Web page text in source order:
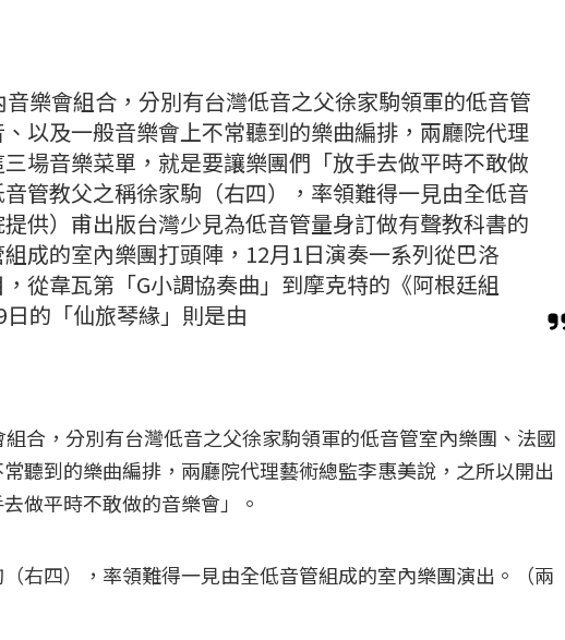
樂會組合，分別有台灣低音之父徐家駒領軍的低音管
以及一般音樂會上不常聽到的樂曲編排，兩廳院代理
場音樂菜單，就是要讓樂團們「放手去做平時不敢做
管教父之稱徐家駒（右四），率領難得一見由全低音
供）甫出版台灣少見為低音管量身訂做有聲教科書的
成的室內樂團打頭陣，12月1日演奏一系列從巴洛
從韋瓦第「G小調協奏曲」到摩克特的《阿根廷組
的「仙旅琴緣」則是由
合，分別有台灣低音之父徐家駒領軍的低音管室內樂團、法國
聽到的樂曲編排，兩廳院代理藝術總監李惠美說，之所以開出
做平時不敢做的音樂會」。
右四），率領難得一見由全低音管組成的室內樂團演出。（兩